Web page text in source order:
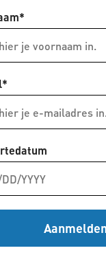
CUBE fietsen
ACID
Newmen